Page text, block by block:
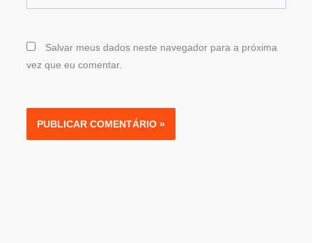
Salvar meus dados neste navegador para a próxima
vez que eu comentar.